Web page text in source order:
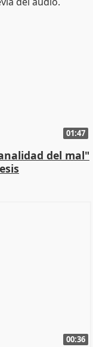
01:47
del mal"
00:36